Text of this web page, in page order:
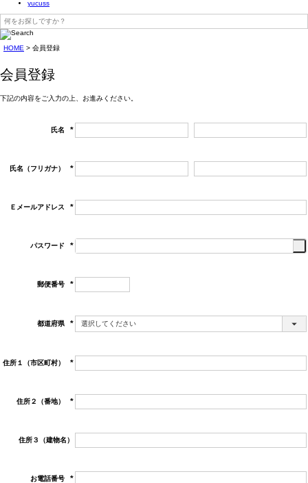
yucuss
HOME 会員登録
会員登録
下記の内容をご入力の上、お進みください。
氏名
(必
氏名（フリガナ）
(必
Ｅメールアドレス
(必
パスワード
郵便番号
(必
都道府県
(必
住所１（市区町村）
(必
住所２（番地）
(必
住所３（建物名）
お電話番号